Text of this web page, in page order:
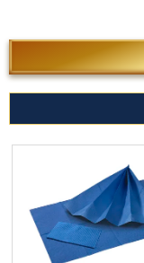
V
ý
p
s
p